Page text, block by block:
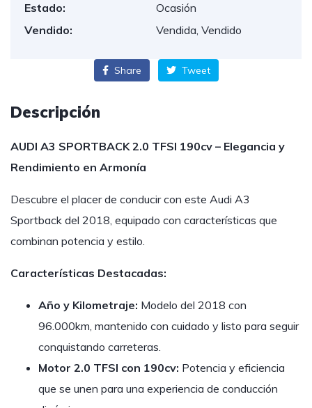
Estado:
Ocasión
Vendido:
Vendida, Vendido
Share Tweet
Descripción
AUDI A3 SPORTBACK 2.0 TFSI 190cv – Elegancia y
Rendimiento en Armonía
Descubre el placer de conducir con este Audi A3
Sportback del 2018, equipado con características que
combinan potencia y estilo.
Características Destacadas:
Año y Kilometraje: Modelo del 2018 con
96.000km, mantenido con cuidado y listo para seguir
conquistando carreteras.
Motor 2.0 TFSI con 190cv: Potencia y eficiencia
que se unen para una experiencia de conducción